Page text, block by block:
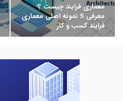
معماری فرایند چیست ؟
معرفی 5 نمونه اصلی معماری
فرایند کسب و کار